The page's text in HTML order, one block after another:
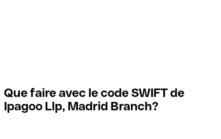
Que faire avec le code SWIFT de
Ipagoo Llp, Madrid Branch?